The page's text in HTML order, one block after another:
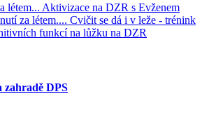
létem... Aktivizace na DZR s Evženem
za létem.... Cvičit se dá i v leže - trénink
funkcí na lůžku na DZR
zahradě DPS